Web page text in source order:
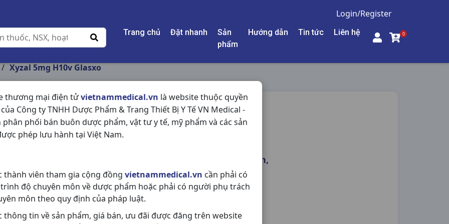
Login/Register
Trang chủ Đặt nhanh
Sản
phẩm
Hướng dẫn Tin tức Liên hệ 0
thương mại điện tửvietnammedical.vn là website thuộc quyền
Công ty TNHH Dược Phẩm & Trang Thiết Bị Y Tế VN Medical -
phân phối bán buôn dược phẩm, vật tư y tế, mỹ phẩm và các sản
phép lưu hành tại Việt Nam.
thành viên tham gia cộng đồng vietnammedical.vn cần phải có
độ chuyên môn về dược phẩm hoặc phải có người phụ trách
môn theo quy định của pháp luật.
thông tin về sản phẩm, giá bán, ưu đãi được đăng trên website
/ Xyzal 5mg H10v Glasxo
XYZAL 5MG H10V GLASXO
NSX:Glasxo
Kháng Viêm - Kháng Histamin,
Chia sẻ qua mạng xã hội: